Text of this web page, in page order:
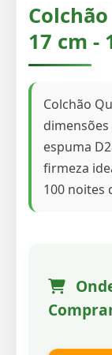
17 cm -
Colchão
dimensões
espuma
firmeza
100 noites